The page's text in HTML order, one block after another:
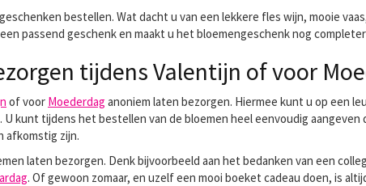
bestellen. Wat dacht u van een lekkere fles wijn, mooie
passend geschenk en maakt u het bloemengeschenk nog
tijdens Valentijn of voor
of voor Moederdag anoniem laten bezorgen. Hiermee kunt u op een
kunt tijdens het bestellen van de bloemen heel eenvoudig
afkomstig zijn.
laten bezorgen. Denk bijvoorbeeld aan het bedanken van een
. Of gewoon zomaar, en uzelf een mooi boeket cadeau doen, is